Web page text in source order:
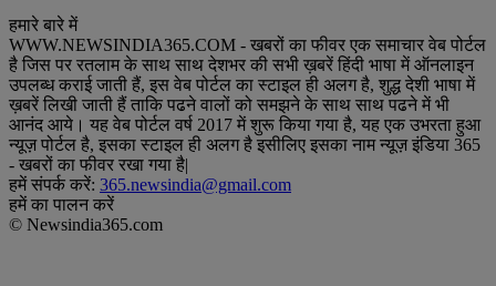
हमारे बारे में
WWW.NEWSINDIA365.COM - खबरों का फीवर एक समाचार वेब पोर्टल
है जिस पर रतलाम के साथ साथ देशभर की सभी ख़बरें हिंदी भाषा में ऑनलाइन
उपलब्ध कराई जाती हैं, इस वेब पोर्टल का स्टाइल ही अलग है, शुद्ध देशी भाषा में
ख़बरें लिखी जाती हैं ताकि पढने वालों को समझने के साथ साथ पढने में भी
आनंद आये। यह वेब पोर्टल वर्ष 2017 में शुरू किया गया है, यह एक उभरता हुआ
न्यूज़ पोर्टल है, इसका स्टाइल ही अलग है इसीलिए इसका नाम न्यूज़ इंडिया 365
- खबरों का फीवर रखा गया है|
हमें संपर्क करें: 365.newsindia@gmail.com
हमें का पालन करें
© Newsindia365.com